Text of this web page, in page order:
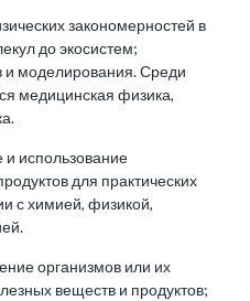
закономерностей в
до экосистем;
и моделирования. Среди
медицинская физика,
и использование
для практических
с химией, физикой,
организмов или их
веществ и продуктов;